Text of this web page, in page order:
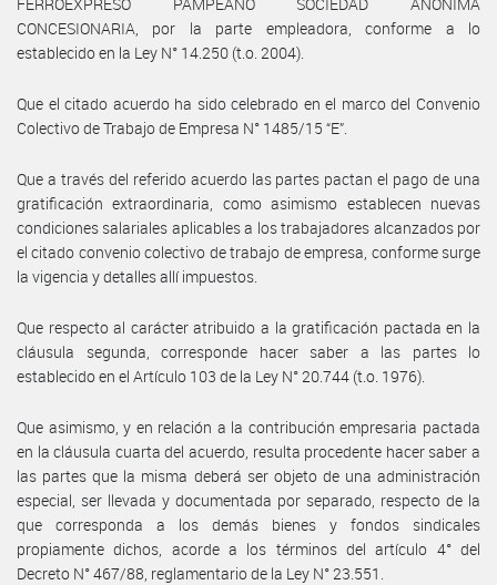
CONCESIONARIA, por la parte empleadora, conforme a lo
establecido en la Ley N° 14.250 (t.o. 2004).
Que el citado acuerdo ha sido celebrado en el marco del Convenio
Colectivo de Trabajo de Empresa N° 1485/15 “E”.
Que a través del referido acuerdo las partes pactan el pago de una
gratificación extraordinaria, como asimismo establecen nuevas
condiciones salariales aplicables a los trabajadores alcanzados por
el citado convenio colectivo de trabajo de empresa, conforme surge
la vigencia y detalles allí impuestos.
Que respecto al carácter atribuido a la gratificación pactada en la
cláusula segunda, corresponde hacer saber a las partes lo
establecido en el Artículo 103 de la Ley N° 20.744 (t.o. 1976).
Que asimismo, y en relación a la contribución empresaria pactada
en la cláusula cuarta del acuerdo, resulta procedente hacer saber a
las partes que la misma deberá ser objeto de una administración
especial, ser llevada y documentada por separado, respecto de la
que corresponda a los demás bienes y fondos sindicales
propiamente dichos, acorde a los términos del artículo 4° del
Decreto N° 467/88, reglamentario de la Ley N° 23.551.